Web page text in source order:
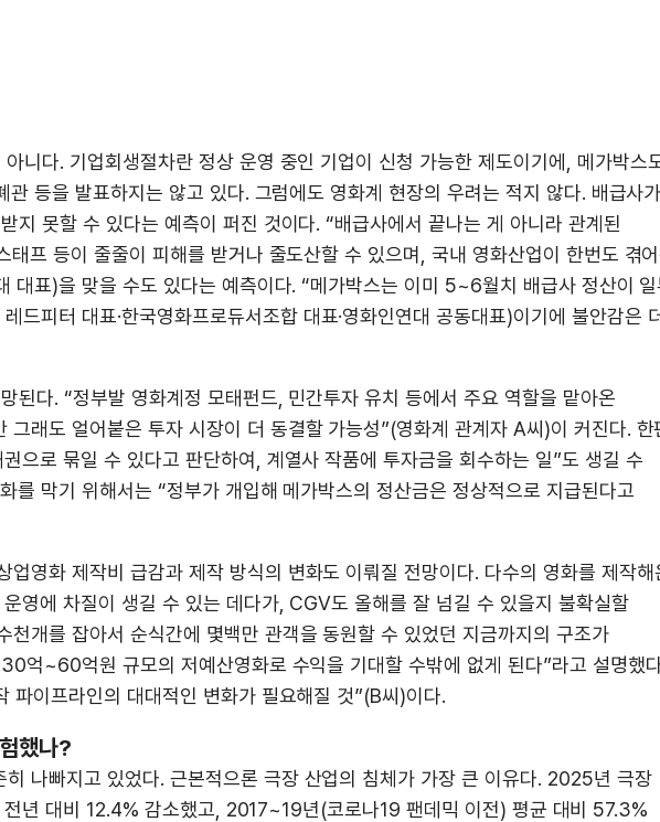
니다. 기업회생절차란 정상 운영 중인 기업이 신청 가능한 제도이기에, 메가박스
관 등을 발표하지는 않고 있다. 그럼에도 영화계 현장의 우려는 적지 않다. 배급사
지 못할 수 있다는 예측이 퍼진 것이다. “배급사에서 끝나는 게 아니라 관계된
태프 등이 줄줄이 피해를 받거나 줄도산할 수 있으며, 국내 영화산업이 한번도 겪
대표)을 맞을 수도 있다는 예측이다. “메가박스는 이미 5~6월치 배급사 정산이
드피터 대표·한국영화프로듀서조합 대표·영화인연대 공동대표)이기에 불안감은
된다. “정부발 영화계정 모태펀드, 민간투자 유치 등에서 주요 역할을 맡아온
그래도 얼어붙은 투자 시장이 더 동결할 가능성”(영화계 관계자 A씨)이 커진다. 한
으로 묶일 수 있다고 판단하여, 계열사 작품에 투자금을 회수하는 일”도 생길 수
를 막기 위해서는 “정부가 개입해 메가박스의 정산금은 정상적으로 지급된다고
업영화 제작비 급감과 제작 방식의 변화도 이뤄질 전망이다. 다수의 영화를 제작해
영에 차질이 생길 수 있는 데다가, CGV도 올해를 잘 넘길 수 있을지 불확실할
천개를 잡아서 순식간에 몇백만 관객을 동원할 수 있었던 지금까지의 구조가
억~60억원 규모의 저예산영화로 수익을 기대할 수밖에 없게 된다”라고 설명했
파이프라인의 대대적인 변화가 필요해질 것”(B씨)이다.
했나?
히 나빠지고 있었다. 근본적으론 극장 산업의 침체가 가장 큰 이유다. 2025년 극장
년 대비 12.4% 감소했고, 2017~19년(코로나19 팬데믹 이전) 평균 대비 57.3%